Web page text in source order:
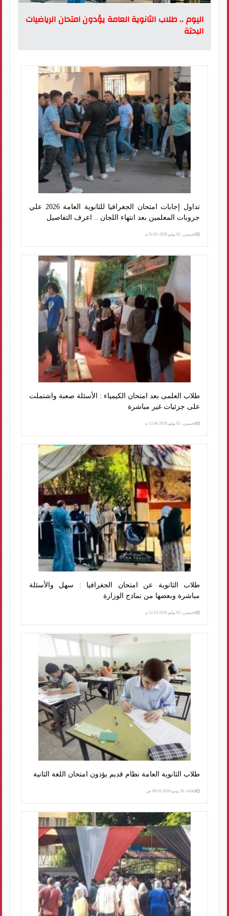
اليوم .. طلاب الثانوية العامة يؤدون امتحان الرياضيات
البحتة
تداول إجابات امتحان الجغرافيا للثانوية العامة 2026 علي
جروبات المعلمين بعد انتهاء اللجان .. اعرف التفاصيل
الخميس، 02 يوليو 2026 01:05 م
طلاب العلمى بعد امتحان الكيمياء : الأسئلة صعبة واشتملت
على جزئيات غير مباشرة
الخميس، 02 يوليو 2026 12:48 م
طلاب الثانوية عن امتحان الجغرافيا : سهل والأسئلة
مباشرة وبعضها من نماذج الوزارة
الخميس، 02 يوليو 2026 12:24 م
طلاب الثانوية العامة نظام قديم يؤدون امتحان اللغة الثانية
الثلاثاء، 30 يونيو 2026 09:26 ص